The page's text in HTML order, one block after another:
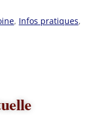
, Infos pratiques,